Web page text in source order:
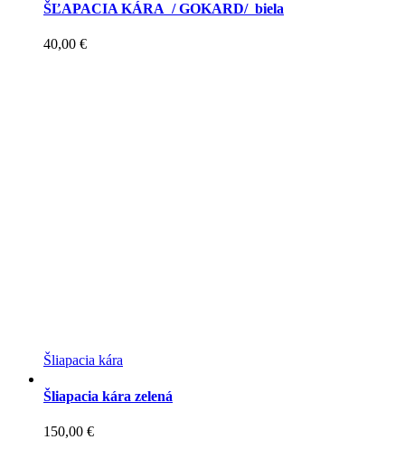
ŠĽAPACIA KÁRA / GOKARD/ biela
40,00 €
Šliapacia kára
Šliapacia kára zelená
150,00 €